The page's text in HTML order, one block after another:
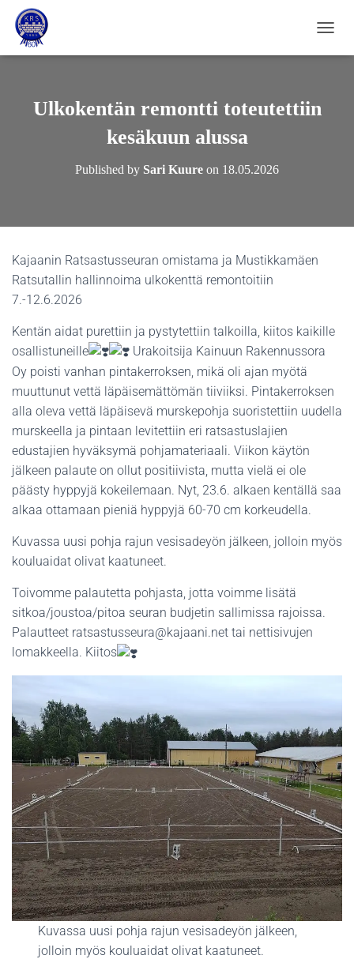
Ulkokentän remontti toteutettiin
kesäkuun alussa
Published by Sari Kuure on 18.05.2026
Kajaanin Ratsastusseuran omistama ja Mustikkamäen
Ratsutallin hallinnoima ulkokenttä remontoitiin
7.-12.6.2026
Kentän aidat purettiin ja pystytettiin talkoilla, kiitos kaikille
osallistuneille
Urakoitsija Kainuun Rakennussora
Oy poisti vanhan pintakerroksen, mikä oli ajan myötä
muuttunut vettä läpäisemättömän tiiviiksi. Pintakerroksen
alla oleva vettä läpäisevä murskepohja suoristettiin uudella
murskeella ja pintaan levitettiin eri ratsastuslajien
edustajien hyväksymä pohjamateriaali. Viikon käytön
jälkeen palaute on ollut positiivista, mutta vielä ei ole
päästy hyppyjä kokeilemaan. Nyt, 23.6. alkaen kentällä saa
alkaa ottamaan pieniä hyppyjä 60-70 cm korkeudella.
Kuvassa uusi pohja rajun vesisadeyön jälkeen, jolloin myös
kouluaidat olivat kaatuneet.
Toivomme palautetta pohjasta, jotta voimme lisätä
sitkoa/joustoa/pitoa seuran budjetin sallimissa rajoissa.
Palautteet ratsastusseura@kajaani.net tai nettisivujen
lomakkeella. Kiitos
Kuvassa uusi pohja rajun vesisadeyön jälkeen,
jolloin myös kouluaidat olivat kaatuneet.